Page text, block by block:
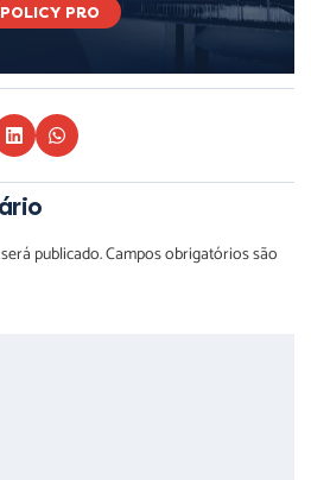
PRO
publicado.Campos obrigatórios são